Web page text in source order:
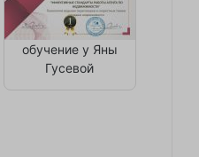
обучение у Яны
Гусевой